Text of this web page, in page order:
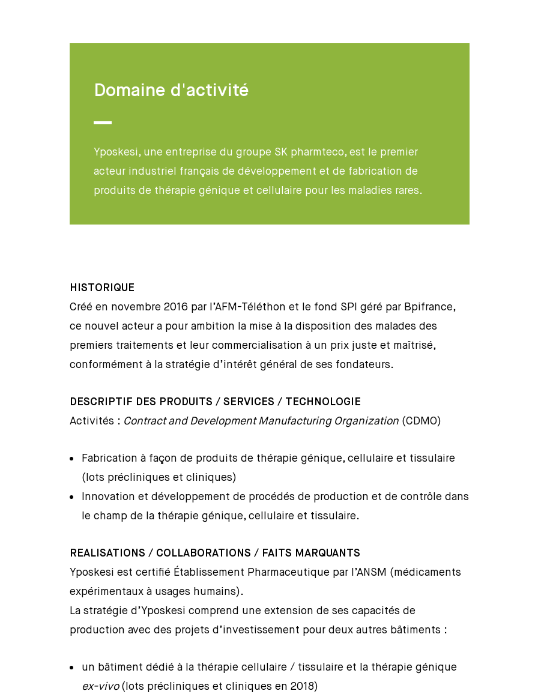
Domaine d'activité
Yposkesi, une entreprise du groupe SK pharmteco, est le premier
acteur industriel français de développement et de fabrication de
produits de thérapie génique et cellulaire pour les maladies rares.
HISTORIQUE
Créé en novembre 2016 par l’AFM-Téléthon et le fond SPI géré par Bpifrance,
ce nouvel acteur a pour ambition la mise à la disposition des malades des
premiers traitements et leur commercialisation à un prix juste et maîtrisé,
conformément à la stratégie d’intérêt général de ses fondateurs.
DESCRIPTIF DES PRODUITS / SERVICES / TECHNOLOGIE
Activités : Contract and Development Manufacturing Organization (CDMO)
Fabrication à façon de produits de thérapie génique, cellulaire et tissulaire
(lots précliniques et cliniques)
Innovation et développement de procédés de production et de contrôle dans
le champ de la thérapie génique, cellulaire et tissulaire.
REALISATIONS / COLLABORATIONS / FAITS MARQUANTS
Yposkesi est certifié Établissement Pharmaceutique par l’ANSM (médicaments
expérimentaux à usages humains).
La stratégie d’Yposkesi comprend une extension de ses capacités de
production avec des projets d’investissement pour deux autres bâtiments :
un bâtiment dédié à la thérapie cellulaire / tissulaire et la thérapie génique
ex-vivo (lots précliniques et cliniques en 2018)